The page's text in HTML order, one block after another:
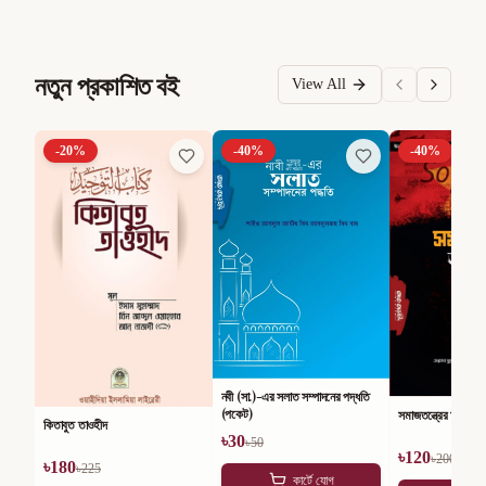
নতুন প্রকাশিত বই View All
-20%
কিতাবুত তাওহীদ
৳180৳225
-40%
নবী (সা.)-এর সলাত সম্পাদনের পদ্ধতি
(পকেট)
৳30৳50
কার্টে যোগ
-40%
সমাজতন্ত্রের অসারতা
৳120৳200